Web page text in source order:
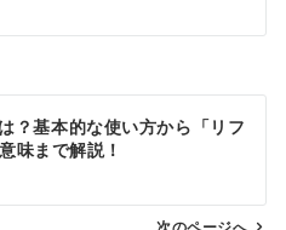
？基本的な使い方から「リフ
味まで解説！